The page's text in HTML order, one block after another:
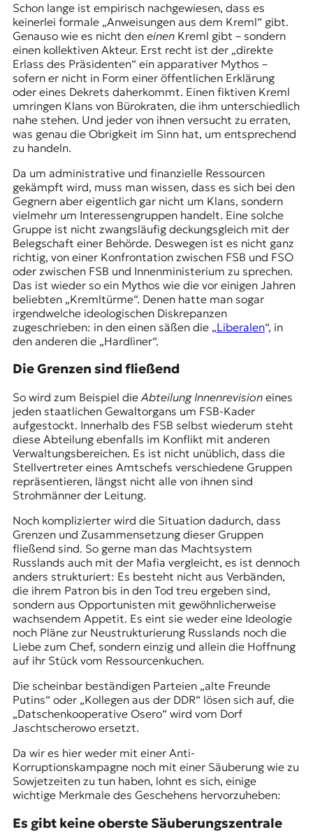
Schon lange ist empirisch nachgewiesen, dass es
keinerlei formale „Anweisungen aus dem Kreml“ gibt.
Genauso wie es nicht den einenKreml gibt – sondern
einen kollektiven Akteur. Erst recht ist der „direkte
Erlass des Präsidenten“ ein apparativer Mythos –
sofern er nicht in Form einer öffentlichen Erklärung
oder eines Dekrets daherkommt. Einen fiktiven Kreml
umringen Klans von Bürokraten, die ihm unterschiedlich
nahe stehen. Und jeder von ihnen versucht zu erraten,
was genau die Obrigkeit im Sinn hat, um entsprechend
zu handeln.
Da um administrative und finanzielle Ressourcen
gekämpft wird, muss man wissen, dass es sich bei den
Gegnern aber eigentlich gar nicht um Klans, sondern
vielmehr um Interessengruppen handelt. Eine solche
Gruppe ist nicht zwangsläufig deckungsgleich mit der
Belegschaft einer Behörde. Deswegen ist es nicht ganz
richtig, von einer Konfrontation zwischen FSB und FSO
oder zwischen FSB und Innenministerium zu sprechen.
Das ist wieder so ein Mythos wie die vor einigen Jahren
beliebten „Kremltürme“. Denen hatte man sogar
irgendwelche ideologischen Diskrepanzen
zugeschrieben: in den einen säßen die „Liberalen“, in
den anderen die „Hardliner“.
Die Grenzen sind fließend
So wird zum Beispiel die Abteilung Innenrevisioneines
jeden staatlichen Gewaltorgans um FSB-Kader
aufgestockt. Innerhalb des FSB selbst wiederum steht
diese Abteilung ebenfalls im Konflikt mit anderen
Verwaltungsbereichen. Es ist nicht unüblich, dass die
Stellvertreter eines Amtschefs verschiedene Gruppen
repräsentieren, längst nicht alle von ihnen sind
Strohmänner der Leitung.
Noch komplizierter wird die Situation dadurch, dass
Grenzen und Zusammensetzung dieser Gruppen
fließend sind. So gerne man das Machtsystem
Russlands auch mit der Mafia vergleicht, es ist dennoch
anders strukturiert: Es besteht nicht aus Verbänden,
die ihrem Patron bis in den Tod treu ergeben sind,
sondern aus Opportunisten mit gewöhnlicherweise
wachsendem Appetit. Es eint sie weder eine Ideologie
noch Pläne zur Neustrukturierung Russlands noch die
Liebe zum Chef, sondern einzig und allein die Hoffnung
auf ihr Stück vom Ressourcenkuchen.
Die scheinbar beständigen Parteien „alte Freunde
Putins“ oder „Kollegen aus der DDR“ lösen sich auf, die
„Datschenkooperative Osero“ wird vom Dorf
Jaschtscherowo ersetzt.
Da wir es hier weder mit einer Anti-
Korruptionskampagne noch mit einer Säuberung wie zu
Sowjetzeiten zu tun haben, lohnt es sich, einige
wichtige Merkmale des Geschehens hervorzuheben:
Es gibt keine oberste Säuberungszentrale